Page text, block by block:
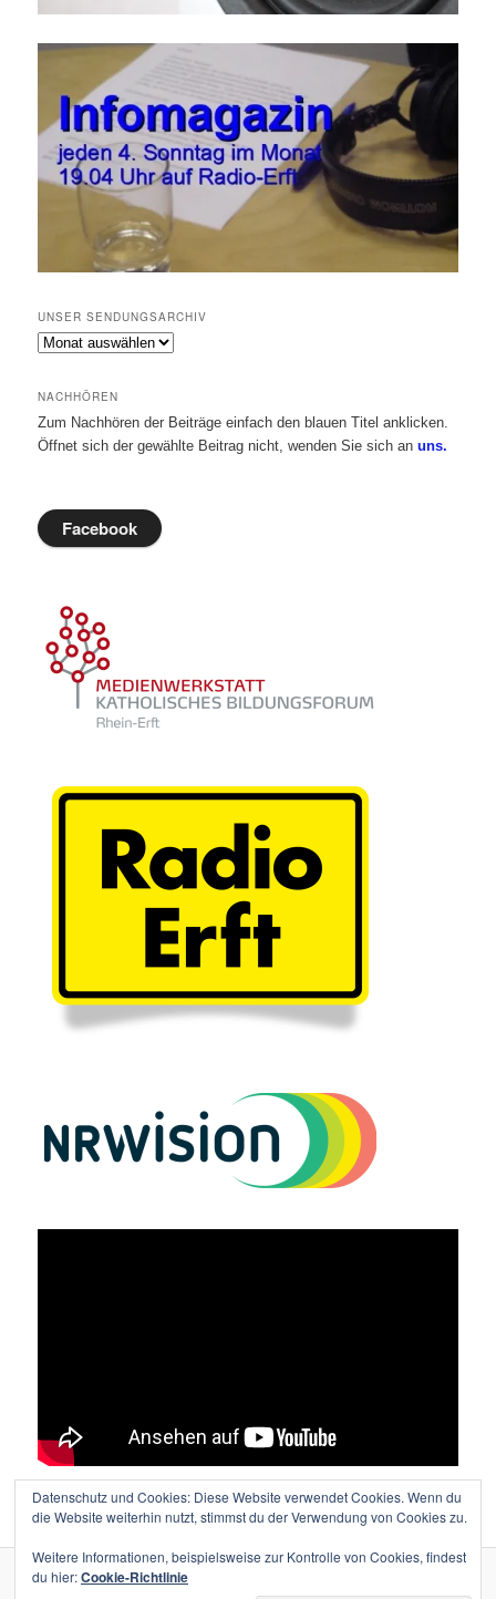
UNSER SENDUNGSARCHIV
Unser
NACHHÖREN
Zum Nachhören der Beiträge einfach den blauen Titel anklicken.
Öffnet sich der gewählte Beitrag nicht, wenden Sie sich anuns.
Facebook
Vielen Dank an Lutz Wolters für den tollen Film!
Stolz präsentiert von WordPress
Datenschutz und Cookies: Diese Website verwendet Cookies. Wenn du
die Website weiterhin nutzt, stimmst du der Verwendung von Cookies zu.
Weitere Informationen, beispielsweise zur Kontrolle von Cookies, findest
du hier:Cookie-Richtlinie